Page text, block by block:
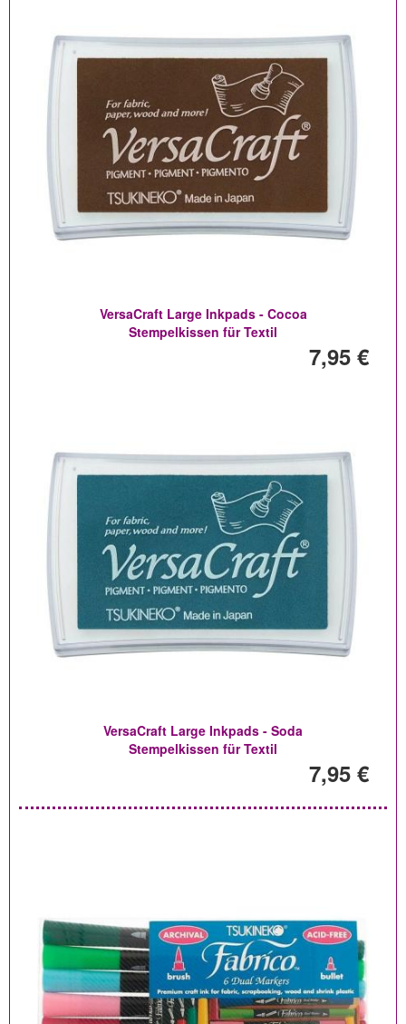
VersaCraft Large Inkpads - Cocoa
Stempelkissen für Textil
7,95 €
VersaCraft Large Inkpads - Soda
Stempelkissen für Textil
7,95 €